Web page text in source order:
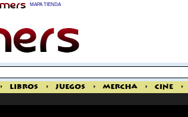
MAPA TIENDA
> Libros > Juegos > Mercha > Cine
>